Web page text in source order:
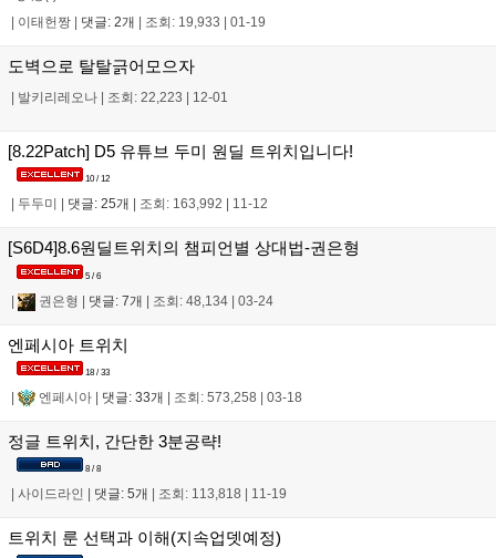
이태헌짱 댓글: 2개 조회: 19,933 01-19
도벽으로 탈탈긁어모으자
발키리레오나 조회: 22,223 12-01
[8.22Patch] D5 유튜브 두미 원딜 트위치입니다!
10 / 12
두두미 댓글: 25개 조회: 163,992 11-12
[S6D4]8.6원딜트위치의 챔피언별 상대법-권은형
5 / 6
| 권은형 | 댓글: 7개 | 조회: 48,134 | 03-24
엔페시아 트위치
18 / 33
엔페시아 댓글: 33개 조회: 573,258 03-18
정글 트위치, 간단한 3분공략!
8 / 8
사이드라인 댓글: 5개 조회: 113,818 11-19
트위치 룬 선택과 이해(지속업뎃예정)